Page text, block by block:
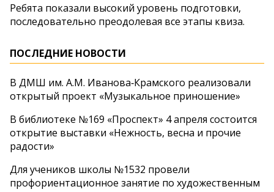
Ребята показали высокий уровень подготовки,
последовательно преодолевая все этапы квиза.
ПОСЛЕДНИЕ НОВОСТИ
В ДМШ им. А.М. Иванова‑Крамского реализовали
открытый проект «Музыкальное приношение»
В библиотеке №169 «Проспект» 4 апреля состоится
открытие выставки «Нежность, весна и прочие
радости»
Для учеников школы №1532 провели
профориентационное занятие по художественным